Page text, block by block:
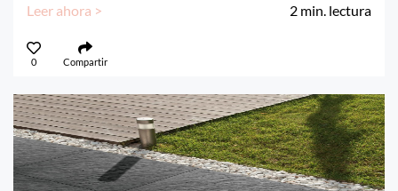
Leer ahora > 2 min. lectura
0 Compartir